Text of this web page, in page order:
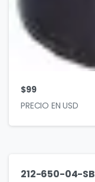
$99
212-650-04-SB